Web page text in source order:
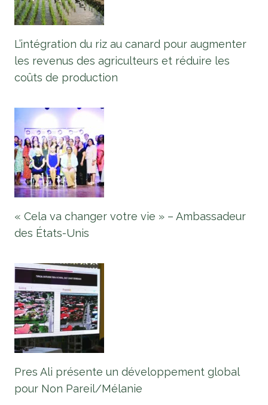
L’intégration du riz au canard pour augmenter
les revenus des agriculteurs et réduire les
coûts de production
« Cela va changer votre vie » – Ambassadeur
des États-Unis
Pres Ali présente un développement global
pour Non Pareil/Mélanie